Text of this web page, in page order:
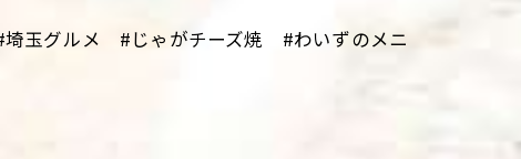
グルメ #じゃがチーズ焼 #わいずのメニ